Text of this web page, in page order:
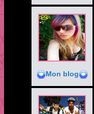
Mon blog